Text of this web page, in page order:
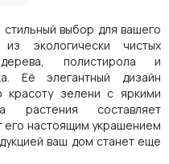
выбор для вашего
экологически чистых
полистирола и
Её элегантный дизайн
красоту зелени с яркими
растения составляет
его настоящим украшением
ваш дом станет еще